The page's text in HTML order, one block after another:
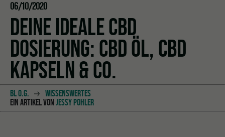
06/10/2020
DEINE IDEALE CBD
DOSIERUNG: CBD ÖL, CBD
KAPSELN & CO.
BL O.G.
WISSENSWERTES
EIN ARTIKEL VONJESSY POHLER